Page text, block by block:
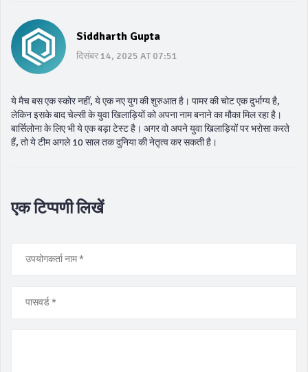
Siddharth Gupta
दिसंबर 14, 2025 AT 07:51
ये मैच बस एक स्कोर नहीं, ये एक नए युग की शुरुआत है। पामर की चोट एक दुर्भाग्य है,
लेकिन इसके बाद चेल्सी के युवा खिलाड़ियों को अपना नाम बनाने का मौका मिल रहा है।
बार्सिलोना के लिए भी ये एक बड़ा टेस्ट है। अगर वो अपने युवा खिलाड़ियों पर भरोसा करते
हैं, तो ये टीम अगले 10 साल तक दुनिया की नेतृत्व कर सकती है।
एक टिप्पणी लिखें